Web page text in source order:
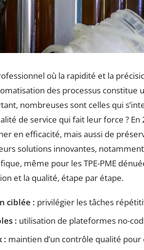
où la rapidité et la
des processus
nombreuses sont celles qui
de service qui fait leur force ? En
en efficacité, mais aussi de
solutions innovantes,
même pour les TPE-PME
et la qualité, étape par étape.
ciblée : privilégier les tâches
: utilisation de plateformes no-
: maintien d’un contrôle qualité